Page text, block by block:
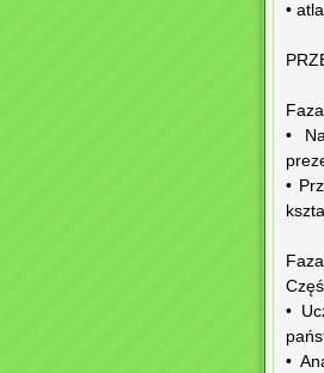
•
•
•
•
•